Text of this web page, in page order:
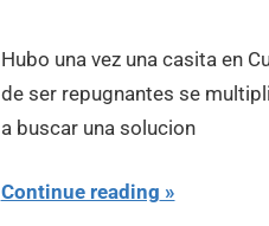
Hubo una vez una casita en
de ser repugnantes se
a buscar una solucion
Continue reading